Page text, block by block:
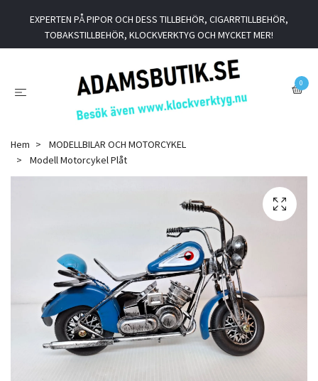
EXPERTEN PÅ PIPOR OCH DESS TILLBEHÖR, CIGARRTILLBEHÖR,
TOBAKSTILLBEHÖR, KLOCKVERKTYG OCH MYCKET MER!
0
Hem
MODELLBILAR OCH MOTORCYKEL
Modell Motorcykel Plåt